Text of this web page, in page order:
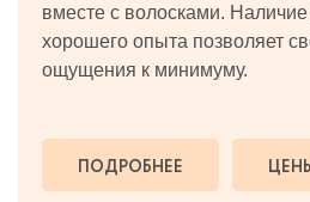
вместе с волосками.
хорошего опыта позволяет
ощущения к минимуму.
ПОДРОБНЕЕ